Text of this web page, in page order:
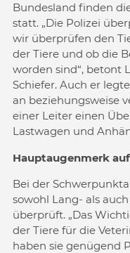
Bundesland finden
statt. „Die Polizei
wir überprüfen den
der Tiere und ob die
worden sind“, betont
Schiefer. Auch er
an beziehungsweise
einer Leiter einen
Lastwagen und
Hauptaugenmerk
Bei der
sowohl Lang- als
überprüft. „Das
der Tiere für die
haben sie genügend